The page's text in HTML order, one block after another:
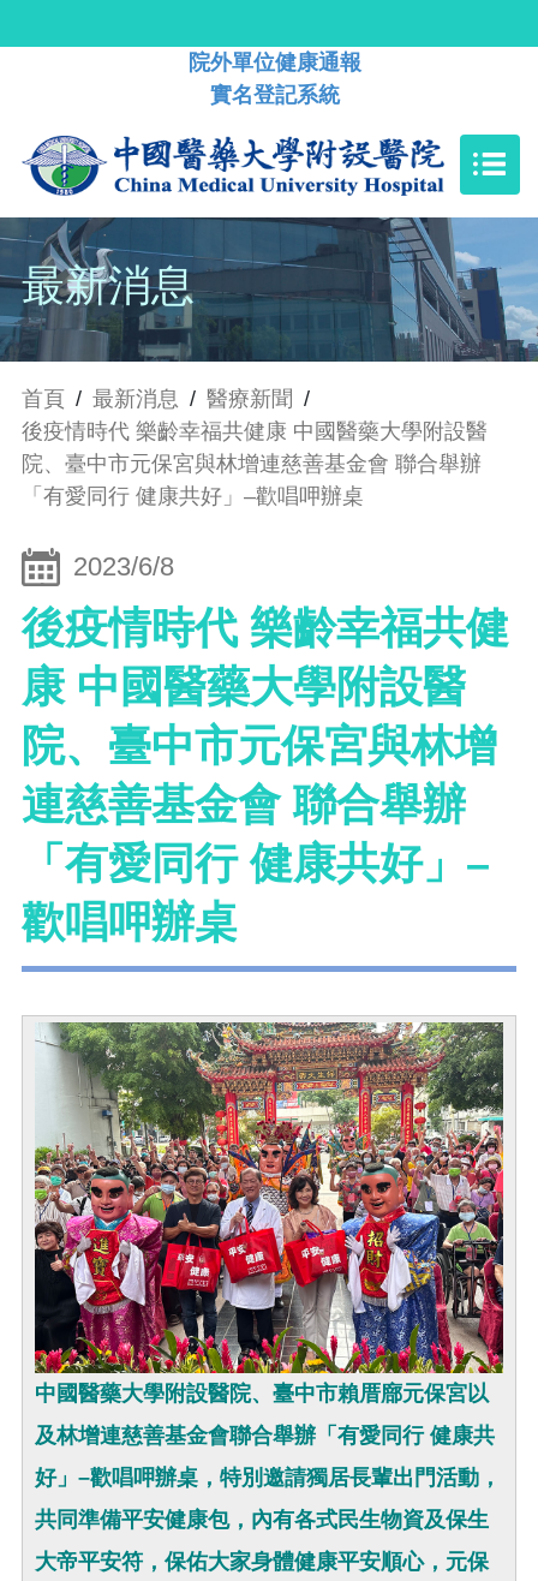
院外單位健康通報
實名登記系統
最新消息
首頁 / 最新消息 / 醫療新聞 /
後疫情時代 樂齡幸福共健康 中國醫藥大學附設醫
院、臺中市元保宮與林增連慈善基金會 聯合舉辦
「有愛同行 健康共好」–歡唱呷辦桌
2023/6/8
後疫情時代 樂齡幸福共健
康 中國醫藥大學附設醫
院、臺中市元保宮與林增
連慈善基金會 聯合舉辦
「有愛同行 健康共好」–
歡唱呷辦桌
中國醫藥大學附設醫院、臺中市賴厝廍元保宮以
及林增連慈善基金會聯合舉辦「有愛同行 健康共
好」–歡唱呷辦桌，特別邀請獨居長輩出門活動，
共同準備平安健康包，內有各式民生物資及保生
大帝平安符，保佑大家身體健康平安順心，元保